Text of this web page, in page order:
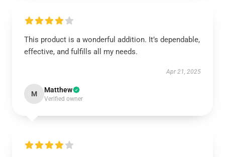
This product is a wonderful addition. It’s dependable,
effective, and fulfills all my needs.
Apr 21, 2025
M Matthew
Verified owner